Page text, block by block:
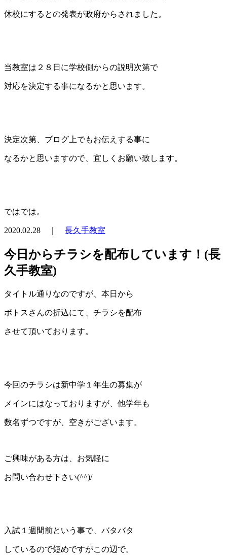
休校にするとの発表が政府からされました。
当教室は２８日に学校側からの説明次第で
対応を決定する事になるかと思います。
決定次第、ブログ上でもお伝えする事に
なるかと思いますので、宜しくお願い致します。
ではでは。
2020.02.28 ｜ 長久手教室
今日からチラシを配布しています！(長
久手教室)
タイトル通りなのですが、本日から
ポトスさんの折込にて、チラシを配布
させて頂いております。
今回のチラシは新中学１年生の募集が
メインにはなっておりますが、他学年も
数名ずつですが、空きがございます。
ご興味がある方は、お気軽に
お問い合わせ下さい(^^)/
入試１週間前という事で、バタバタ
しているので短めですがこの辺で。